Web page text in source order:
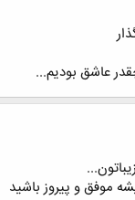
عاشق بودیم...
موفق و پیروز باشید